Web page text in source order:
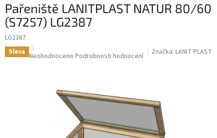
pařeniště LANITPLAST NATUR 80/60
(S7257) LG2387
LG2387
Sleva Průměrné
Neohodnoceno Podrobnosti hodnocení Značka: LANIT PLAST